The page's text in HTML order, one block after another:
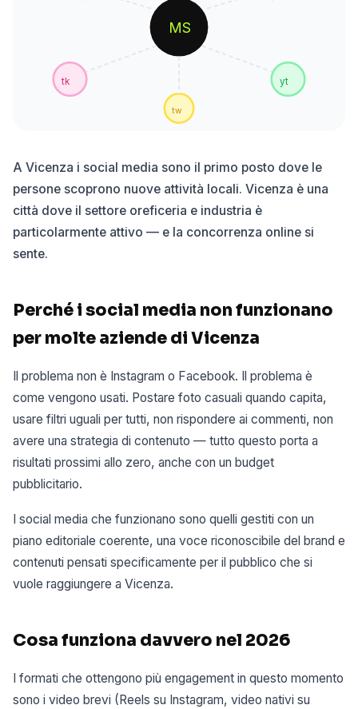
MS
tk yt
tw
A Vicenza i social media sono il primo posto dove le
persone scoprono nuove attività locali. Vicenza è una
città dove il settore oreficeria e industria è
particolarmente attivo — e la concorrenza online si
sente.
Perché i social media non funzionano
per molte aziende di Vicenza
Il problema non è Instagram o Facebook. Il problema è
come vengono usati. Postare foto casuali quando capita,
usare filtri uguali per tutti, non rispondere ai commenti, non
avere una strategia di contenuto — tutto questo porta a
risultati prossimi allo zero, anche con un budget
pubblicitario.
I social media che funzionano sono quelli gestiti con un
piano editoriale coerente, una voce riconoscibile del brand e
contenuti pensati specificamente per il pubblico che si
vuole raggiungere a Vicenza.
Cosa funziona davvero nel 2026
I formati che ottengono più engagement in questo momento
sono i video brevi (Reels su Instagram, video nativi su